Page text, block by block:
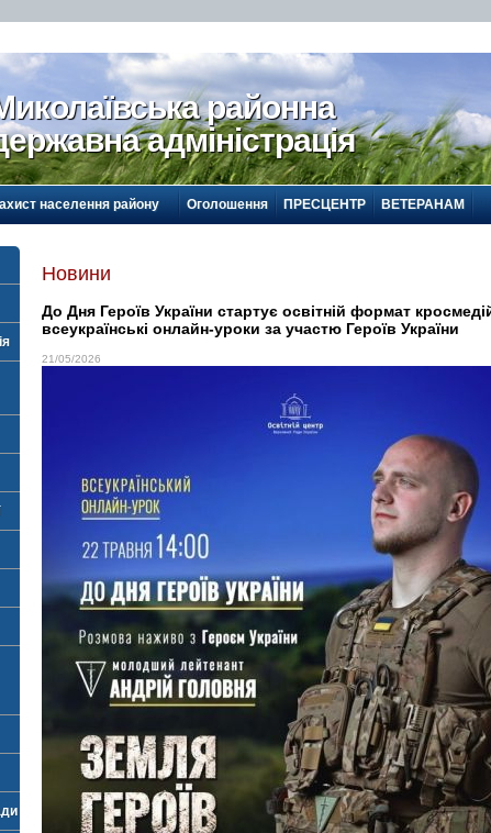
районна
адміністрація
населення району Оголошення ПРЕСЦЕНТР ВЕТЕРАНАМ
Новини
До Дня Героїв України стартує освітній формат
всеукраїнські онлайн-уроки за участю Героїв України
21/05/2026